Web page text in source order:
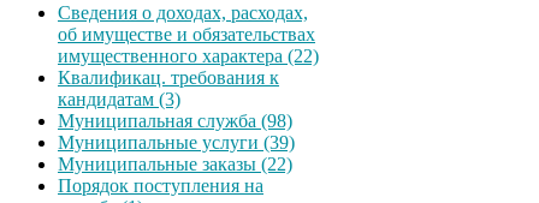
Сведения о доходах, расходах,
об имуществе и обязательствах
имущественного характера (22)
Квалификац. требования к
кандидатам (3)
Муниципальная служба (98)
Муниципальные услуги (39)
Муниципальные заказы (22)
Порядок поступления на